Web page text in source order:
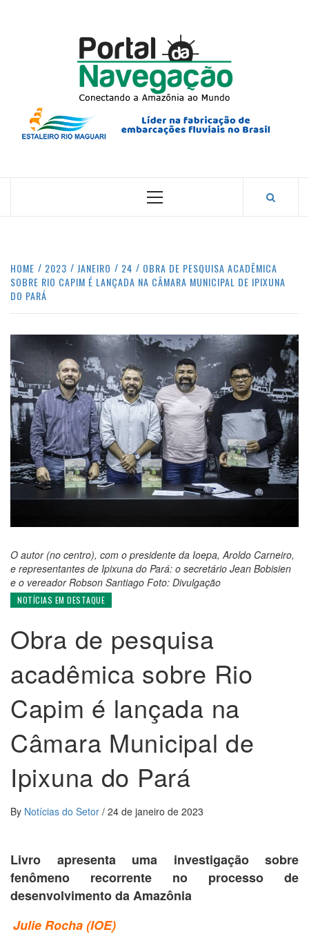
CONECTANDO A AMAZÔNIA COM O MUNDO.
Primary
HOME 2023 JANEIRO 24
OBRA DE PESQUISA ACADÊMICA
SOBRE RIO CAPIM É LANÇADA NA CÂMARA MUNICIPAL DE IPIXUNA
DO PARÁ
O autor (no centro), com o presidente da Ioepa, Aroldo Carneiro,
e representantes de Ipixuna do Pará: o secretário Jean Bobisien
e o vereador Robson Santiago Foto: Divulgação
NOTÍCIAS EM DESTAQUE
Obra de pesquisa
acadêmica sobre Rio
Capim é lançada na
Câmara Municipal de
Ipixuna do Pará
By Notícias do Setor / 24 de janeiro de 2023
Livro apresenta uma investigação sobre
fenômeno recorrente no processo de
desenvolvimento da Amazônia
Julie Rocha (IOE)